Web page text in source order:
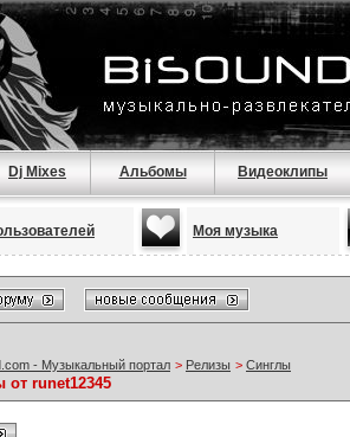
Dj Mixes Альбомы Видеоклипы
Моя музыка
- Музыкальный портал > Релизы > Синглы
от runet12345